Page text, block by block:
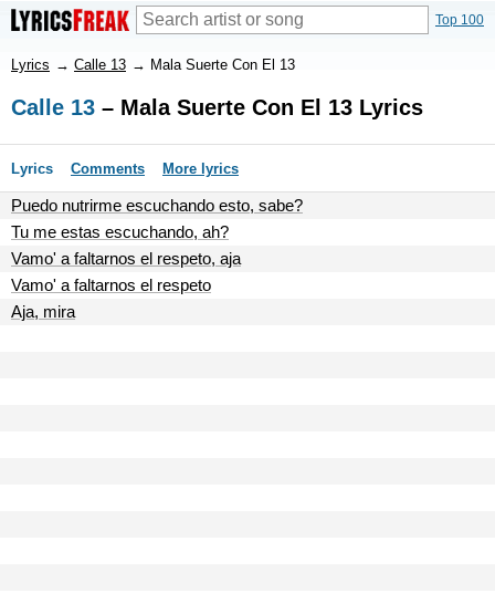
Top 100
Lyrics → Calle 13 → Mala Suerte Con El 13
Calle 13 – Mala Suerte Con El 13 Lyrics
Lyrics Comments More lyrics
Puedo nutrirme escuchando esto, sabe?
Tu me estas escuchando, ah?
Vamo' a faltarnos el respeto, aja
Vamo' a faltarnos el respeto
Aja, mira